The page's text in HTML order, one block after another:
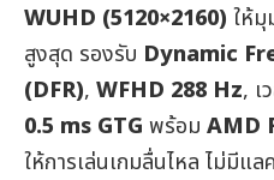
WUHD (5120×2160) ให้
สูงสุด รองรับ Dynamic
(DFR), WFHD 288 Hz, เ
0.5 ms GTG พร้อม AMD
ให้การเล่นเกมลื่นไหล ไม่มีแ